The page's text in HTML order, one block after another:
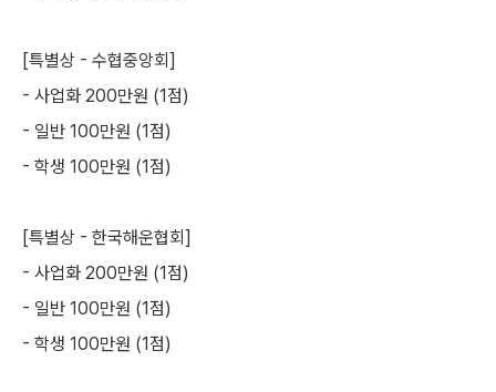
[특별상 - 수협중앙회]
- 사업화 200만원 (1점)
- 일반 100만원 (1점)
- 학생 100만원 (1점)
[특별상 - 한국해운협회]
- 사업화 200만원 (1점)
- 일반 100만원 (1점)
- 학생 100만원 (1점)